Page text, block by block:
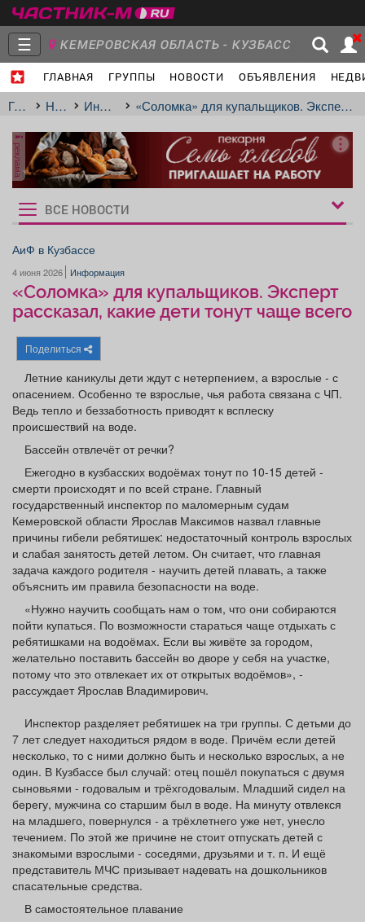
☰ КЕМЕРОВСКАЯ ОБЛАСТЬ - КУЗБАСС
ГЛАВНАЯ ГРУППЫ НОВОСТИ ОБЪЯВЛЕНИЯ
Главная
Группы
Объявления Недвижимость Услуги
Работа Компании
Афиша Обучение Проекты
ТВ программа Я - пенсионер
ГлавнаяНовостиИнформация «Соломка» для купальщиков. Эксперт рассказал, какие дети тонут чаще всего
реклама
Рукбрики
новостей
ВСЕ НОВОСТИ
АиФ в Кузбассе
4 июня 2026 Информация
«Соломка» для купальщиков. Эксперт
рассказал, какие дети тонут чаще всего
Поделиться
Летние каникулы дети ждут с нетерпением, а взрослые - с
опасением. Особенно те взрослые, чья работа связана с ЧП.
Ведь тепло и беззаботность приводят к всплеску
происшествий на воде.
Бассейн отвлечёт от речки?
Ежегодно в кузбасских водоёмах тонут по 10-15 детей -
смерти происходят и по всей стране. Главный
государственный инспектор по маломерным судам
Кемеровской области Ярослав Максимов назвал главные
причины гибели ребятишек: недостаточный контроль взрослых
и слабая занятость детей летом. Он считает, что главная
задача каждого родителя - научить детей плавать, а также
объяснить им правила безопасности на воде.
«Нужно научить сообщать нам о том, что они собираются
пойти купаться. По возможности стараться чаще отдыхать с
ребятишками на водоёмах. Если вы живёте за городом,
желательно поставить бассейн во дворе у себя на участке,
потому что это отвлекает их от открытых водоёмов», -
рассуждает Ярослав Владимирович.
Инспектор разделяет ребятишек на три группы. С детьми до
7 лет следует находиться рядом в воде. Причём если детей
несколько, то с ними должно быть и несколько взрослых, а не
один. В Кузбассе был случай: отец пошёл покупаться с двумя
сыновьями - годовалым и трёхгодовалым. Младший сидел на
берегу, мужчина со старшим был в воде. На минуту отвлекся
на младшего, повернулся - а трёхлетнего уже нет, унесло
течением. По этой же причине не стоит отпускать детей с
знакомыми взрослыми - соседями, друзьями и т. п. И ещё
представитель МЧС призывает надевать на дошкольников
спасательные средства.
В самостоятельное плавание